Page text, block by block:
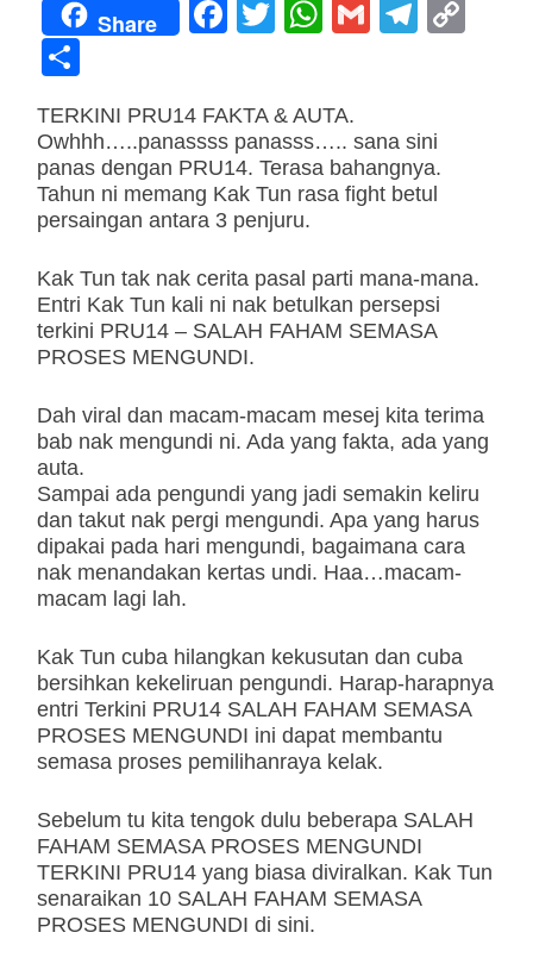
Share F
e
b
o
o
k
T
er
W
s
A
p
G T
gr
a
m
h
ar
e
TERKINI PRU14 FAKTA & AUTA.
Owhhh…..panassss panasss….. sana sini
panas dengan PRU14. Terasa bahangnya.
Tahun ni memang Kak Tun rasa fight betul
persaingan antara 3 penjuru.
Kak Tun tak nak cerita pasal parti mana-mana.
Entri Kak Tun kali ni nak betulkan persepsi
terkini PRU14 – SALAH FAHAM SEMASA
PROSES MENGUNDI.
Dah viral dan macam-macam mesej kita terima
bab nak mengundi ni. Ada yang fakta, ada yang
auta.
Sampai ada pengundi yang jadi semakin keliru
dan takut nak pergi mengundi. Apa yang harus
dipakai pada hari mengundi, bagaimana cara
nak menandakan kertas undi. Haa…macam-
macam lagi lah.
Kak Tun cuba hilangkan kekusutan dan cuba
bersihkan kekeliruan pengundi. Harap-harapnya
entri Terkini PRU14 SALAH FAHAM SEMASA
PROSES MENGUNDI ini dapat membantu
semasa proses pemilihanraya kelak.
Sebelum tu kita tengok dulu beberapa SALAH
FAHAM SEMASA PROSES MENGUNDI
TERKINI PRU14 yang biasa diviralkan. Kak Tun
senaraikan 10 SALAH FAHAM SEMASA
PROSES MENGUNDI di sini.